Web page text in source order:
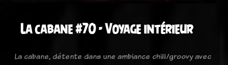
La cabane #70 - Voyage intérieur
La cabane, détente dans une ambiance chill/groovy avec